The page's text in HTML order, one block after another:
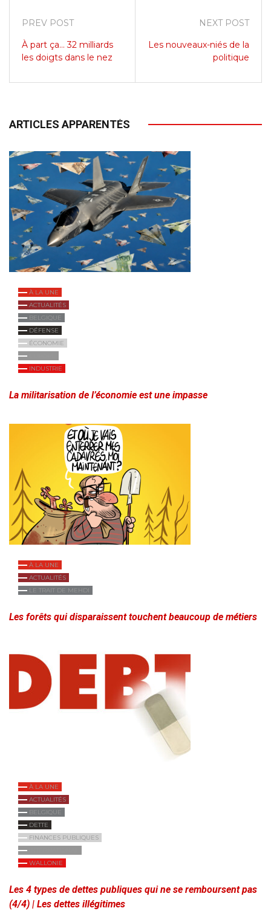
PREV POST
À part ça... 32 milliards
les doigts dans le nez
NEXT POST
Les nouveaux-niés de la
politique
ARTICLES APPARENTÉS
À LA UNE
ACTUALITÉS
BELGIQUE
DÉFENSE
ÉCONOMIE
INDUSTRIE
La militarisation de l’économie est une impasse
À LA UNE
ACTUALITÉS
LE TRAIT DE MEHDI
Les forêts qui disparaissent touchent beaucoup de métiers
À LA UNE
ACTUALITÉS
BELGIQUE
DETTE
FINANCES PUBLIQUES
WALLONIE
Les 4 types de dettes publiques qui ne se remboursent pas
(4/4) | Les dettes illégitimes